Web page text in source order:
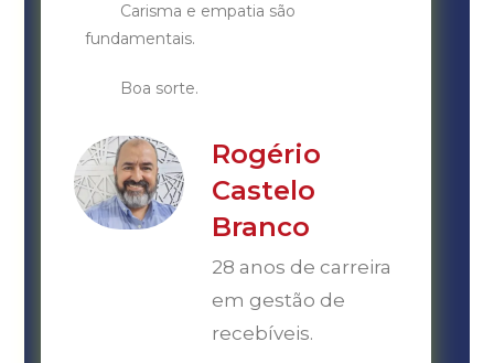
Carisma e empatia são
fundamentais.
Boa sorte.
Rogério
Castelo
Branco
28 anos de carreira
em gestão de
recebíveis.